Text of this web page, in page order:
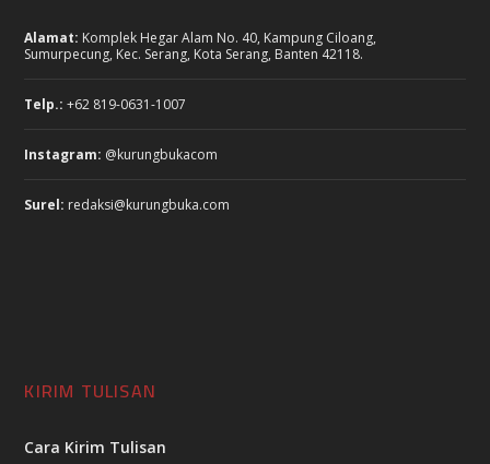
Alamat: Komplek Hegar Alam No. 40, Kampung Ciloang,
Sumurpecung, Kec. Serang, Kota Serang, Banten 42118.
Telp.: +62 819-0631-1007
Instagram: @kurungbukacom
Surel: redaksi@kurungbuka.com
KIRIM TULISAN
Cara Kirim Tulisan